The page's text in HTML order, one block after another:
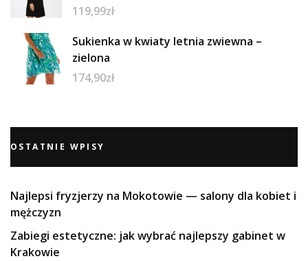
119,99zł
Sukienka w kwiaty letnia zwiewna –
zielona
174,90zł
OSTATNIE WPISY
Najlepsi fryzjerzy na Mokotowie — salony dla kobiet i
mężczyzn
Zabiegi estetyczne: jak wybrać najlepszy gabinet w
Krakowie